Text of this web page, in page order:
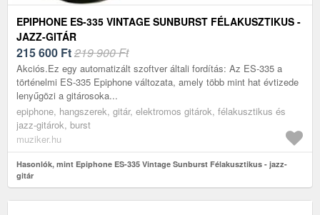
EPIPHONE ES-335 VINTAGE SUNBURST FÉLAKUSZTIKUS -
JAZZ-GITÁR
215 600 Ft219 900 Ft
Akciós.Ez egy automatizált szoftver általi fordítás: Az ES-335 a
történelmi ES-335 Epiphone változata, amely több mint hat évtizede
lenyűgözi a gitárosoka...
epiphone, hangszerek, gitár, elektromos gitárok, félakusztikus és
jazz-gitárok, burst
muziker.hu
Hasonlók, mint Epiphone ES-335 Vintage Sunburst Félakusztikus - jazz-
gitár